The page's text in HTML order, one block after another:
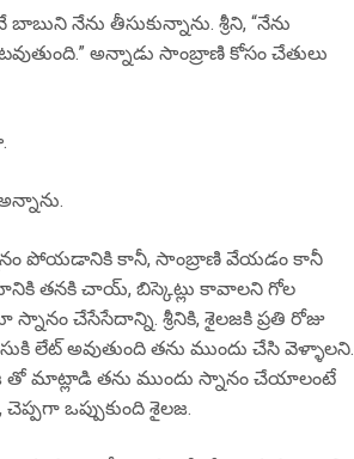
నేను తీసుకున్నాను. శ్రీని, “నేను
అన్నాడు సాంబ్రాణి కోసం చేతులు
పోయడానికి కానీ, సాంబ్రాణి వేయడం కానీ
తనకి చాయ్, బిస్కెట్లు కావాలని గోల
చేసేసేదాన్ని. శ్రీనికి, శైలజకి ప్రతి రోజు
లేట్ అవుతుంది తను ముందు చేసి వెళ్ళాలని.
తో మాట్లాడి తను ముందు స్నానం చేయాలంటే
ఒప్పుకుంది శైలజ.